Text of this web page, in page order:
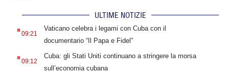
ULTIME NOTIZIE
.09:21
Vaticano celebra i legami con Cuba con il
documentario “Il Papa e Fidel”
.09:12
Cuba: gli Stati Uniti continuano a stringere la morsa
sull’economia cubana